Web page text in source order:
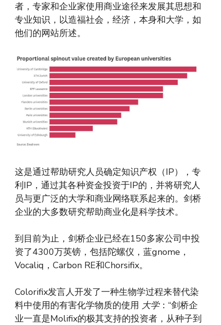
者，专家和企业家使用商业途径来发展其思想和
专业知识，以造福社会，经济，本身和大学，如
他们的网站所述。
这是通过帮助研究人员确定知识产权（IP），专
利IP，通过其各种资金投资于IP的，并将研究人
员与更广泛的大学和商业网络联系起来的。剑桥
企业的大多数研究帮助商业化是科学技术。
到目前为止，剑桥企业已经在150多家公司中投
资了4300万英镑，包括陀螺仪，蓝gnome，
Vocaliq，Carbon RE和Chorsifix。
Colorifix发言人开发了一种生物学过程来替代染
料中使用的有害化学物质的使用 大学：“剑桥企
业一直是Molifix的极其支持的投资者，从种子到